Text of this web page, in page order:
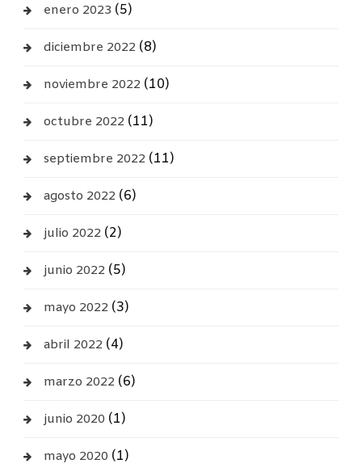
enero 2023 (5)
diciembre 2022 (8)
noviembre 2022 (10)
octubre 2022 (11)
septiembre 2022 (11)
agosto 2022 (6)
julio 2022 (2)
junio 2022 (5)
mayo 2022 (3)
abril 2022 (4)
marzo 2022 (6)
junio 2020 (1)
mayo 2020 (1)